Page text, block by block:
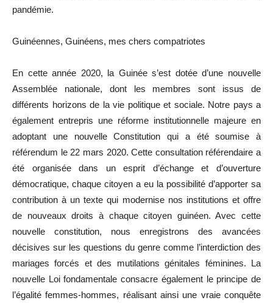
pandémie.
Guinéennes, Guinéens, mes chers compatriotes
En cette année 2020, la Guinée s’est dotée d’une nouvelle
Assemblée nationale, dont les membres sont issus de
différents horizons de la vie politique et sociale. Notre pays a
également entrepris une réforme institutionnelle majeure en
adoptant une nouvelle Constitution qui a été soumise à
référendum le 22 mars 2020. Cette consultation référendaire a
été organisée dans un esprit d’échange et d’ouverture
démocratique, chaque citoyen a eu la possibilité d’apporter sa
contribution à un texte qui modernise nos institutions et offre
de nouveaux droits à chaque citoyen guinéen. Avec cette
nouvelle constitution, nous enregistrons des avancées
décisives sur les questions du genre comme l’interdiction des
mariages forcés et des mutilations génitales féminines. La
nouvelle Loi fondamentale consacre également le principe de
l’égalité femmes-hommes, réalisant ainsi une vraie conquête